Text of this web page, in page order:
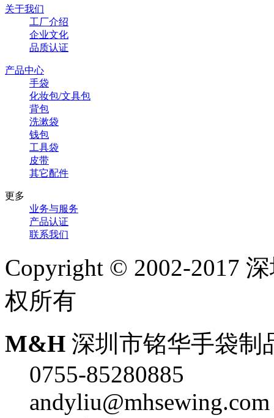
关于我们
工厂介绍
企业文化
品质认证
产品中心
手袋
化妆包/文具包
背包
洗漱袋
钱包
工具袋
皮带
其它配件
更多
业务与服务
产品认证
联系我们
Copyright © 2002-2017
权所有
M&H 深圳市铭华手袋制
0755-85280885
andyliu@mhsewing.com